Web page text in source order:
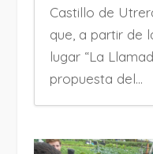
Castillo de
que, a partir de
lugar “La
propuesta del...